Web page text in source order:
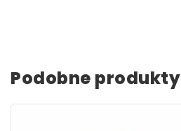
Podobne produkty